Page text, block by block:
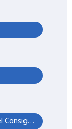
Massimo CARRARA - Presidente del Consiglio